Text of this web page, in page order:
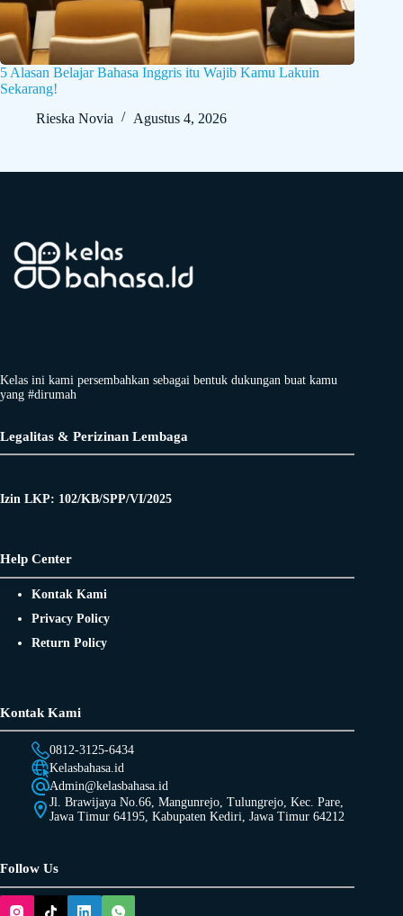
5 Alasan Belajar Bahasa Inggris itu Wajib Kamu Lakuin
Sekarang!
Rieska Novia
Agustus 4, 2026
Kelas ini kami persembahkan sebagai bentuk dukungan buat kamu
yang #dirumah
Legalitas & Perizinan Lembaga
Izin LKP: 102/KB/SPP/VI/2025
Help Center
Kontak Kami
Privacy Policy
Return Policy
Kontak Kami
0812-3125-6434
Kelasbahasa.id
Admin@kelasbahasa.id
Jl. Brawijaya No.66, Mangunrejo, Tulungrejo, Kec. Pare,
Jawa Timur 64195, Kabupaten Kediri, Jawa Timur 64212
Follow Us